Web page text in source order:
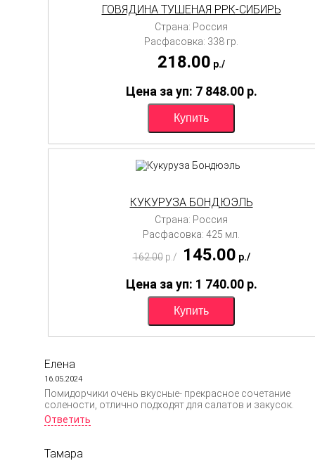
ГОВЯДИНА ТУШЕНАЯ РРК-СИБИРЬ
Страна: Россия
Расфасовка: 338 гр.
218.00 p./
Цена за уп: 7 848.00 p.
КУКУРУЗА БОНДЮЭЛЬ
Страна: Россия
Расфасовка: 425 мл.
162.00p./ 145.00 p./
Цена за уп: 1 740.00 p.
Елена
16.05.2024
Помидорчики очень вкусные- прекрасное сочетание
солености, отлично подходят для салатов и закусок.
Ответить
Тамара